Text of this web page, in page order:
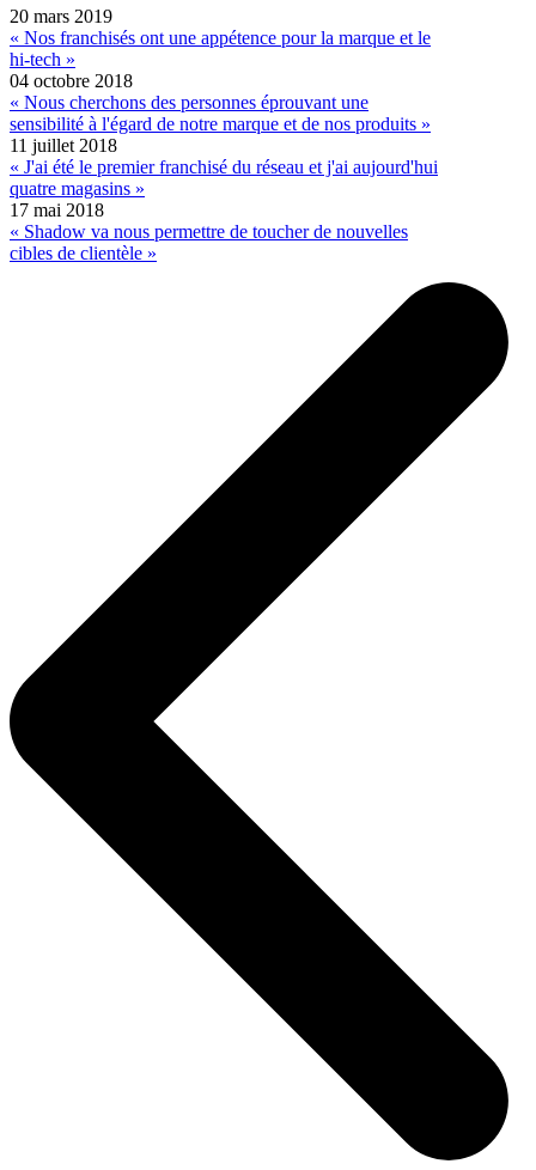
20 mars 2019
« Nos franchisés ont une appétence pour la marque et le
hi-tech »
04 octobre 2018
« Nous cherchons des personnes éprouvant une
sensibilité à l'égard de notre marque et de nos produits »
11 juillet 2018
« J'ai été le premier franchisé du réseau et j'ai aujourd'hui
quatre magasins »
17 mai 2018
« Shadow va nous permettre de toucher de nouvelles
cibles de clientèle »